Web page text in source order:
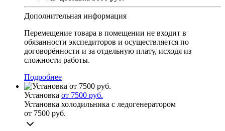
Дополнительная информация
Перемещение товара в помещении не входит в
обязанности экспедиторов и осуществляется по
договорённости и за отдельную плату, исходя из
сложности работы.
Подробнее
Установка от 7500 руб.
Установка холодильника с ледогенератором
от 7500 руб.